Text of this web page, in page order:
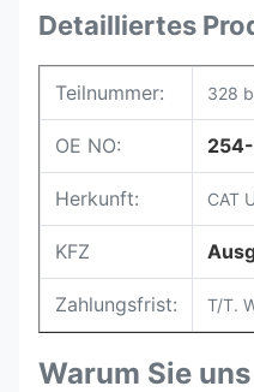
Detailliertes
Teilnummer: 328
OE NO:
Herkunft: CAT
KFZ
Zahlungsfrist: T/T.
Warum Sie